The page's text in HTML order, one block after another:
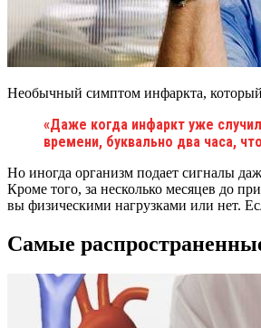
Необычный симптом инфаркта, который
«Даже когда инфаркт уже
времени, буквально два часа,
Но иногда организм подает сигналы
Кроме того, за несколько месяцев до
вы физическими нагрузками или нет.
Самые